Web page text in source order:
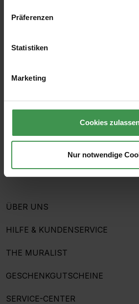
Präferenzen
Statistiken
Marketing
Cookies
Nur notwendige
E-Mail-Adresse*
Ich habe die
einverstanden.
ÜBER UNS
HILFE & KUNDENSERVICE
THE MURALIST
GESCHENKGUTSCHEINE
SERVICE-CENTER